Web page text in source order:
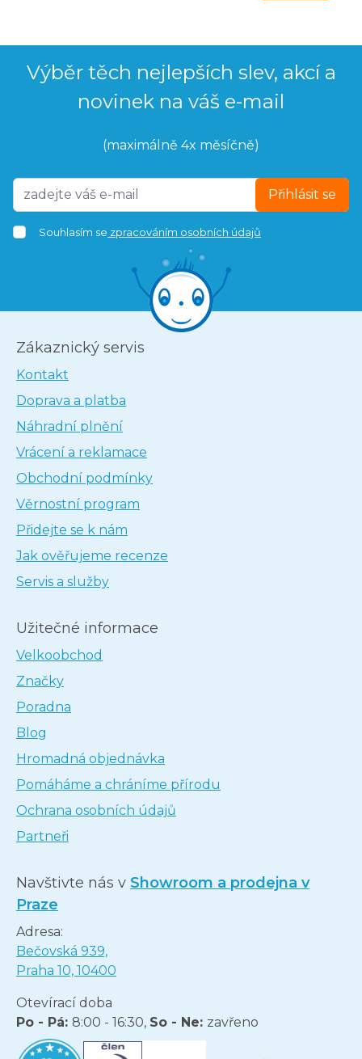
Výběr těch nejlepších slev, akcí a
novinek na váš e-mail
(maximálně 4x měsíčně)
Přihlásit se
Souhlasím se zpracováním osobních údajů
Zákaznický servis
Kontakt
Doprava a platba
Náhradní plnění
Vrácení a reklamace
Obchodní podmínky
Věrnostní program
Přidejte se k nám
Jak ověřujeme recenze
Servis a služby
Užitečné informace
Velkoobchod
Značky
Poradna
Blog
Hromadná objednávka
Pomáháme a chráníme přírodu
Ochrana osobních údajů
Partneři
Navštivte nás v Showroom a prodejna v
Praze
Adresa:
Bečovská 939,
Praha 10, 10400
Otevírací doba
Po - Pá: 8:00 - 16:30, So - Ne: zavřeno